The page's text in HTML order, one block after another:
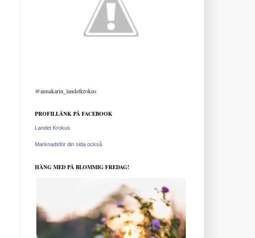
@annakarin_landetkrokus
PROFILLÄNK PÅ FACEBOOK
Landet Krokus
Marknadsför din sida också
HÄNG MED PÅ BLOMMIG FREDAG!